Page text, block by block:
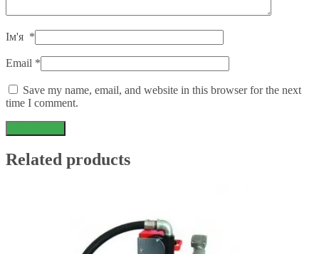
Ім'я *
Email *
Save my name, email, and website in this browser for the next
time I comment.
Related products